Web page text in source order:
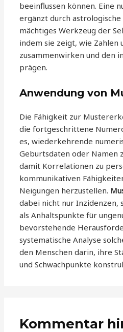
beeinflussen können. Eine
ergänzt durch
mächtiges Werkzeug der
indem sie zeigt, wie Zahlen
zusammenwirken und den
prägen.
Anwendung von
Die Fähigkeit zur
die fortgeschrittene
es, wiederkehrende
Geburtsdaten oder Namen
damit Korrelationen zu
kommunikativen
Neigungen herzustellen.
dabei nicht nur Inzidenzen,
als Anhaltspunkte für
bevorstehende
systematische Analyse
den Menschen darin, ihre
und Schwachpunkte
Kommentar